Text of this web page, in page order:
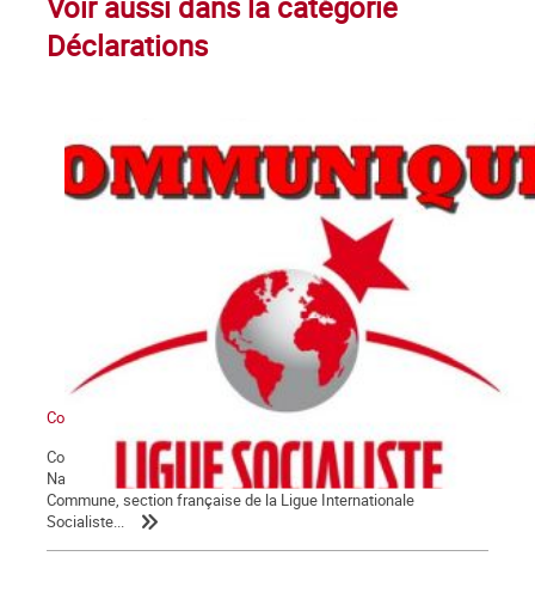
Déclarations
Communiqué du groupe La Commune
Conformément à ses statuts, et sur proposition de son Comité
National, l’assemblée générale des militant.e.s du groupe La
Commune, section française de la Ligue Internationale
Socialiste...